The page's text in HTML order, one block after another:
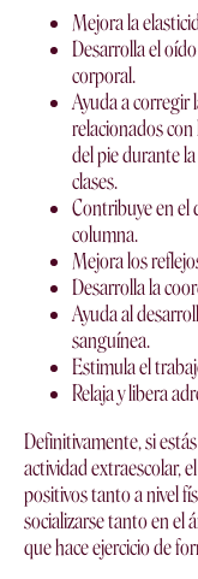
Mejora la
Desarrolla el
corporal.
Ayuda a corregir
relacionados con
del pie durante
clases.
Contribuye en el
columna.
Mejora los
Desarrolla la
Ayuda al
sanguínea.
Estimula el
Relaja y libera
Definitivamente, si
actividad extraescolar,
positivos tanto a nivel
socializarse tanto en el
que hace ejercicio de